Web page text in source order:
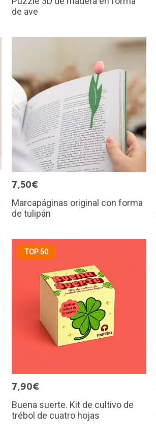
de ave
7,50€
Marcapáginas original con forma
de tulipán
TOP 50
7,90€
Buena suerte. Kit de cultivo de
trébol de cuatro hojas